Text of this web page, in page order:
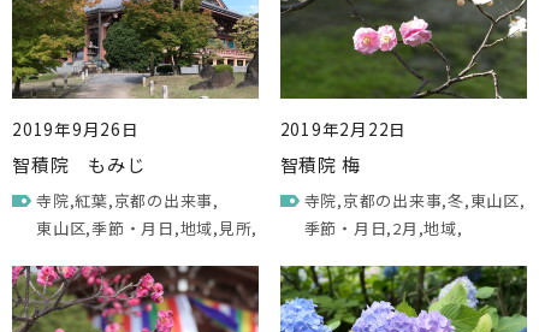
2019年9月26日
智積院 もみじ
寺院 紅葉 京都の出来事
東山区 季節・月日 地域 見所
2019年2月22日
智積院 梅
寺院 京都の出来事 冬 東山区
季節・月日 2月 地域